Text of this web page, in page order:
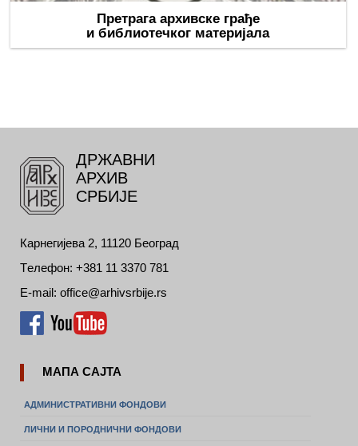
Претрага архивске грађе
и библиотечког материјала
ДРЖАВНИ
АРХИВ
СРБИЈЕ
Карнегијева 2, 11120 Београд
Tелефон: +381 11 3370 781
E-mail: office@arhivsrbije.rs
МАПА САЈТА
АДМИНИСТРАТИВНИ ФОНДОВИ
ЛИЧНИ И ПОРОДНИЧНИ ФОНДОВИ